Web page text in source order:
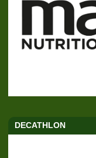
DECATHLON